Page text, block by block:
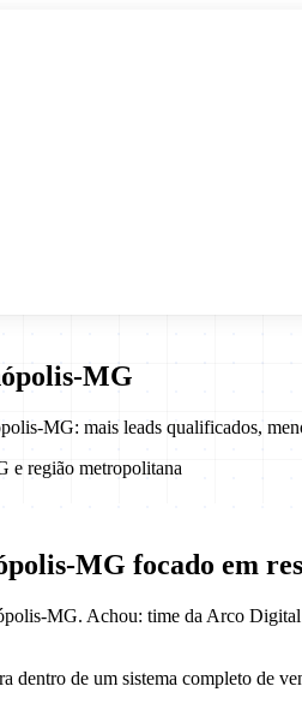
-MG
MG: mais leads qualificados,
e região metropolitana
MG focado em
MG. Achou: time da Arco
dentro de um sistema completo